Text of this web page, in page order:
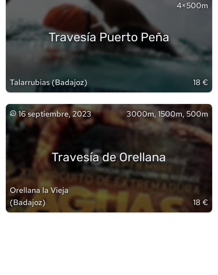
4×500m
Travesía Puerto Peña
Talarrubias(Badajoz) 18 €
16 septiembre, 2023 3000m, 1500m, 500m
Travesía de Orellana
Orellana la Vieja
(Badajoz) 18 €